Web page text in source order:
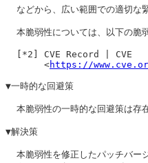
などから、広い範囲での適切な
本脆弱性については、以下の脆
  [*2] CVE Record | CVE
       <
https://
▼一時的な回避策
本脆弱性の一時的な回避策は存
▼解決策
本脆弱性を修正したパッチバ